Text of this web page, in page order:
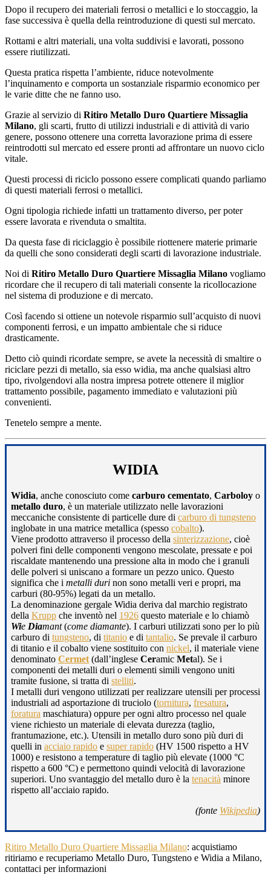
Dopo il recupero dei materiali ferrosi o metallici e lo stoccaggio, la
fase successiva è quella della reintroduzione di questi sul mercato.
Rottami e altri materiali, una volta suddivisi e lavorati, possono
essere riutilizzati.
Questa pratica rispetta l’ambiente, riduce notevolmente
l’inquinamento e comporta un sostanziale risparmio economico per
le varie ditte che ne fanno uso.
Grazie al servizio di Ritiro Metallo Duro Quartiere Missaglia
Milano, gli scarti, frutto di utilizzi industriali e di attività di vario
genere, possono ottenere una corretta lavorazione prima di essere
reintrodotti sul mercato ed essere pronti ad affrontare un nuovo ciclo
vitale.
Questi processi di riciclo possono essere complicati quando parliamo
di questi materiali ferrosi o metallici.
Ogni tipologia richiede infatti un trattamento diverso, per poter
essere lavorata e rivenduta o smaltita.
Da questa fase di riciclaggio è possibile riottenere materie primarie
da quelli che sono considerati degli scarti di lavorazione industriale.
Noi di Ritiro Metallo Duro Quartiere Missaglia Milano vogliamo
ricordare che il recupero di tali materiali consente la ricollocazione
nel sistema di produzione e di mercato.
Così facendo si ottiene un notevole risparmio sull’acquisto di nuovi
componenti ferrosi, e un impatto ambientale che si riduce
drasticamente.
Detto ciò quindi ricordate sempre, se avete la necessità di smaltire o
riciclare pezzi di metallo, sia esso widia, ma anche qualsiasi altro
tipo, rivolgendovi alla nostra impresa potrete ottenere il miglior
trattamento possibile, pagamento immediato e valutazioni più
convenienti.
Tenetelo sempre a mente.
WIDIA
Widia, anche conosciuto come carburo cementato, Carboloy o
metallo duro, è un materiale utilizzato nelle lavorazioni
meccaniche consistente di particelle dure di carburo di tungsteno
inglobate in una matrice metallica (spesso cobalto).
Viene prodotto attraverso il processo della sinterizzazione, cioè
polveri fini delle componenti vengono mescolate, pressate e poi
riscaldate mantenendo una pressione alta in modo che i granuli
delle polveri si uniscano a formare un pezzo unico. Questo
significa che i metalli duri non sono metalli veri e propri, ma
carburi (80-95%) legati da un metallo.
La denominazione gergale Widia deriva dal marchio registrato
della Krupp che inventò nel 1926 questo materiale e lo chiamò
Wie Diamant(come diamante). I carburi utilizzati sono per lo più
carburo di tungsteno, di titanio e di tantalio. Se prevale il carburo
di titanio e il cobalto viene sostituito con nickel, il materiale viene
denominato Cermet (dall’inglese Ceramic Metal). Se i
componenti dei metalli duri o elementi simili vengono uniti
tramite fusione, si tratta di stelliti.
I metalli duri vengono utilizzati per realizzare utensili per processi
industriali ad asportazione di truciolo (tornitura, fresatura,
foratura maschiatura) oppure per ogni altro processo nel quale
viene richiesto un materiale di elevata durezza (taglio,
frantumazione, etc.). Utensili in metallo duro sono più duri di
quelli in acciaio rapido e super rapido (HV 1500 rispetto a HV
1000) e resistono a temperature di taglio più elevate (1000 °C
rispetto a 600 °C) e permettono quindi velocità di lavorazione
superiori. Uno svantaggio del metallo duro è la tenacità minore
rispetto all’acciaio rapido.
(fonte Wikipedia)
Ritiro Metallo Duro Quartiere Missaglia Milano: acquistiamo
ritiriamo e recuperiamo Metallo Duro, Tungsteno e Widia a Milano,
contattaci per informazioni